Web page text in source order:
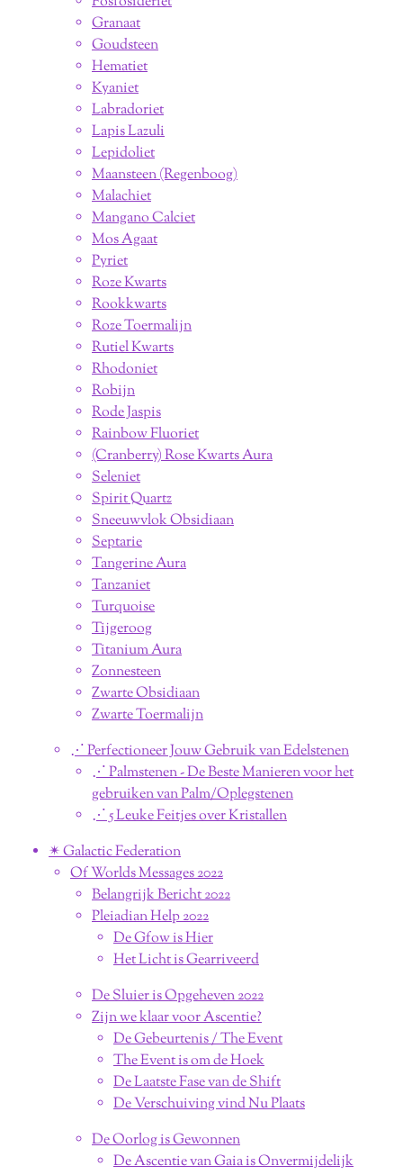
Granaat
Goudsteen
Hematiet
Kyaniet
Labradoriet
Lapis Lazuli
Lepidoliet
Maansteen (Regenboog)
Malachiet
Mangano Calciet
Mos Agaat
Pyriet
Roze Kwarts
Rookkwarts
Roze Toermalijn
Rutiel Kwarts
Rhodoniet
Robijn
Rode Jaspis
Rainbow Fluoriet
(Cranberry) Rose Kwarts Aura
Seleniet
Spirit Quartz
Sneeuwvlok Obsidiaan
Septarie
Tangerine Aura
Tanzaniet
Turquoise
Tijgeroog
Titanium Aura
Zonnesteen
Zwarte Obsidiaan
Zwarte Toermalijn
⋰ Perfectioneer Jouw Gebruik van Edelstenen
⋰ Palmstenen - De Beste Manieren voor het
gebruiken van Palm/Oplegstenen
⋰ 5 Leuke Feitjes over Kristallen
✴︎ Galactic Federation
Of Worlds Messages 2022
Belangrijk Bericht 2022
Pleiadian Help 2022
De Gfow is Hier
Het Licht is Gearriveerd
De Sluier is Opgeheven 2022
Zijn we klaar voor Ascentie?
De Gebeurtenis / The Event
The Event is om de Hoek
De Laatste Fase van de Shift
De Verschuiving vind Nu Plaats
De Oorlog is Gewonnen
De Ascentie van Gaia is Onvermijdelijk